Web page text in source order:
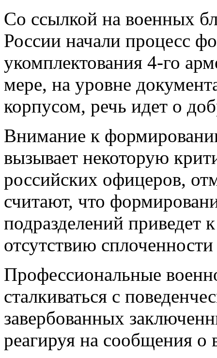
Со ссылкой на военных
России начали процесс
укомплектования 4-го
мере, на уровне
корпусом, речь идет о
Внимание к
вызывает некоторую
российских офицеров,
считают, что
подразделений
отсутствию
Профессиональные
сталкиваться с
завербованных
реагируя на сообщения о